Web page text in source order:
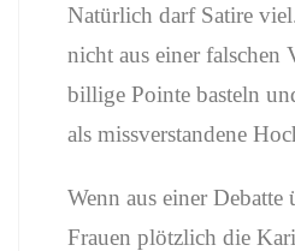
Natürlich darf Satire
nicht aus einer falschen
billige Pointe basteln
als missverstandene
Wenn aus einer Debatte
Frauen plötzlich die